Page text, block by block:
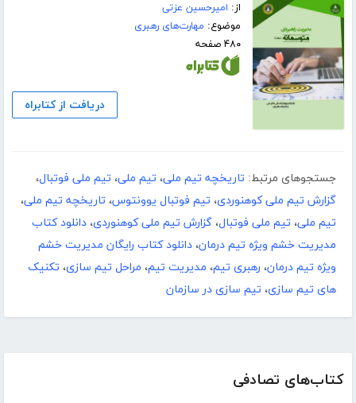
کتاب‌های تصادفی
از: امیرحسین عزتی
موضوع: مهارت‌های رهبری
۴۸۰ صفحه
دریافت از کتابراه
جستجوهای مرتبط: تاریخچه تیم ملی، تیم ملی، تیم ملی فوتبال،
گزارش تیم ملی کوهنوردی، تیم فوتبال یوونتوس، تاریخچه تیم ملی،
تیم ملی، تیم ملی فوتبال، گزارش تیم ملی کوهنوردی، دانلود کتاب
مدیریت خشم ویژه تیم درمان، دانلود کتاب رایگان مدیریت خشم
ویژه تیم درمان، رهبری تیم، مدیریت تیم، مراحل تیم سازی، تکنیک
های تیم سازی، تیم سازی در سازمان